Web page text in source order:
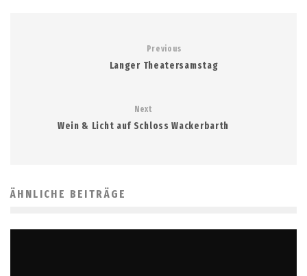
Previous
Langer Theatersamstag
Next
Wein & Licht auf Schloss Wackerbarth
ÄHNLICHE BEITRÄGE